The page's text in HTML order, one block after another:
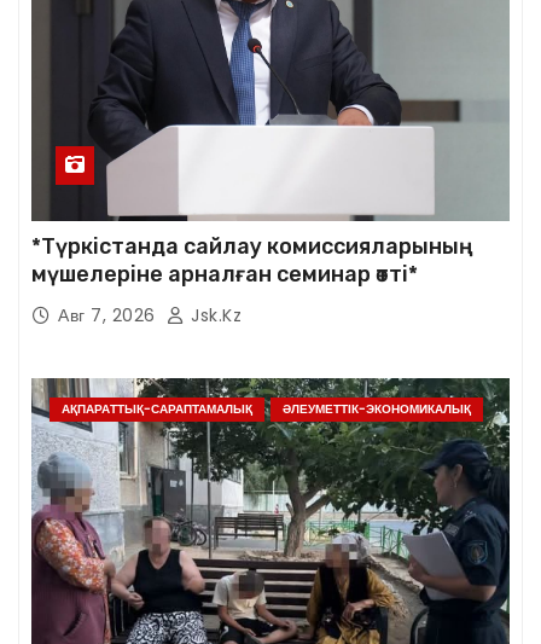
*Түркістанда сайлау комиссияларының
мүшелеріне арналған семинар өтті*
Авг 7, 2026 Jsk.kz
АҚПАРАТТЫҚ-САРАПТАМАЛЫҚ ӘЛЕУМЕТТІК-ЭКОНОМИКАЛЫҚ